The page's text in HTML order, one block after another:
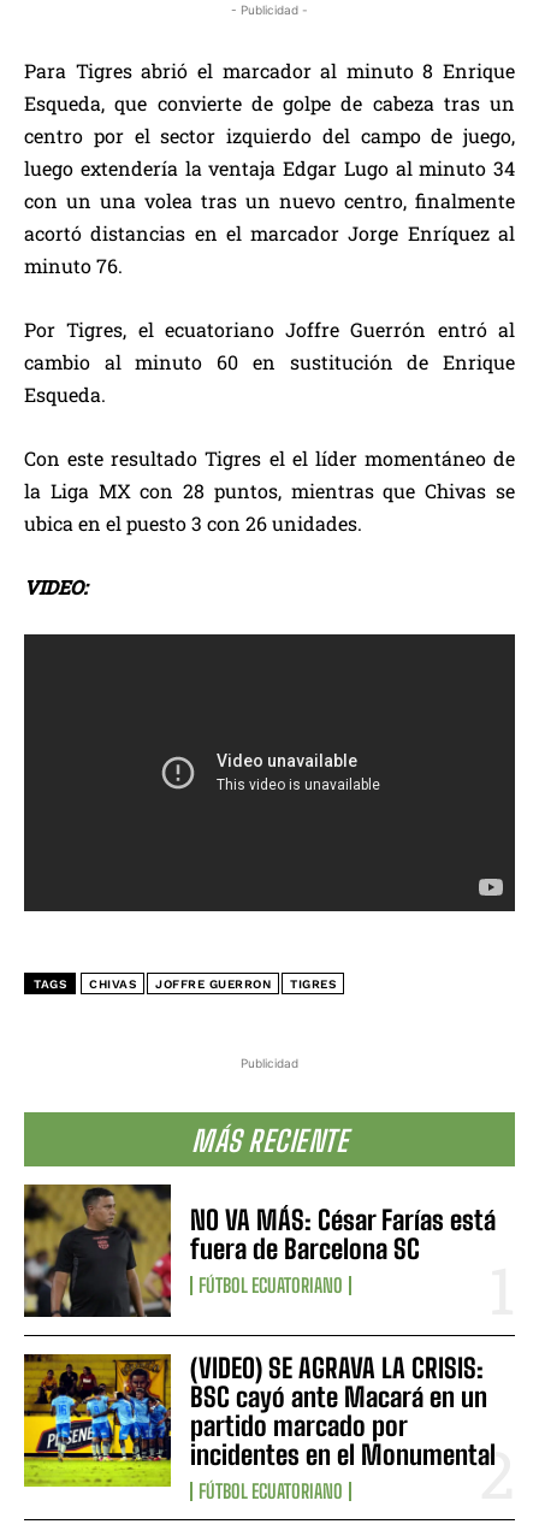
Publicidad
MÁS RECIENTE
NO VA MÁS: César Farías está
fuera de Barcelona SC
FÚTBOL ECUATORIANO
(VIDEO) SE AGRAVA LA CRISIS:
BSC cayó ante Macará en un
partido marcado por
incidentes en el Monumental
FÚTBOL ECUATORIANO
- Publicidad -
Para Tigres abrió el marcador al minuto 8 Enrique
Esqueda, que convierte de golpe de cabeza tras un
centro por el sector izquierdo del campo de juego,
luego extendería la ventaja Edgar Lugo al minuto 34
con un una volea tras un nuevo centro, finalmente
acortó distancias en el marcador Jorge Enríquez al
minuto 76.
Por Tigres, el ecuatoriano Joffre Guerrón entró al
cambio al minuto 60 en sustitución de Enrique
Esqueda.
Con este resultado Tigres el el líder momentáneo de
la Liga MX con 28 puntos, mientras que Chivas se
ubica en el puesto 3 con 26 unidades.
VIDEO:
TAGS CHIVAS JOFFRE GUERRON TIGRES